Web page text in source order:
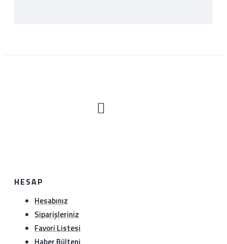
Genel olarak satın aldığınız ürünleri tahrip etmeden,
kullanmadan ve ürünün tekrar satılabilinirliğini
bozmadan, teslim tarihinden itibaren yedi ( 7 ) günlük
süre içinde geçerli bir neden belirterek iade
HESAP
Hesabınız
Siparişleriniz
Favori Listesi